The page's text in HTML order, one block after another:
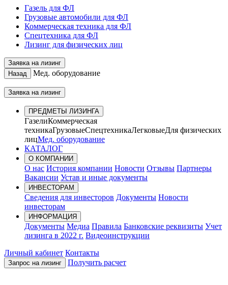
Газель для ФЛ
Грузовые автомобили для ФЛ
Коммерческая техника для ФЛ
Спецтехника для ФЛ
Лизинг для физических лиц
Заявка на лизинг
Назад
Мед. оборудование
Заявка на лизинг
ПРЕДМЕТЫ ЛИЗИНГА
ГазелиКоммерческая
техникаГрузовыеСпецтехникаЛегковыеДля физических
лицМед. оборудование
КАТАЛОГ
О КОМПАНИИ
О нас История компании Новости Отзывы Партнеры
Вакансии Устав и иные документы
ИНВЕСТОРАМ
Сведения для инвесторов Документы Новости
инвесторам
ИНФОРМАЦИЯ
Документы Медиа Правила Банковские реквизиты Учет
лизинга в 2022 г. Видеоинструкции
Личный кабинет Контакты
Запрос на лизинг Получить расчет